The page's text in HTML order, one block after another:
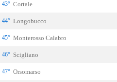
43° Cortale
44° Longobucco
45° Monterosso Calabro
46° Scigliano
47° Orsomarso